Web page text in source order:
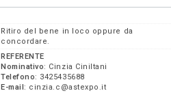
Ritiro del bene in loco oppure da
concordare.
REFERENTE
Nominativo: Cinzia Ciniltani
Telefono: 3425435688
E-mail : cinzia.c@astexpo.it